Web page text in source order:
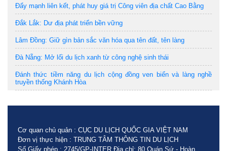
Đẩy mạnh liên kết, phát huy giá trị Công viên địa chất Cao Bằng
Đắk Lắk: Dư địa phát triển bền vững
Lâm Đồng: Giữ gìn bản sắc văn hóa qua tên đất, tên làng
Đà Nẵng: Mở lối du lịch xanh từ công nghệ sinh thái
Đánh thức tiềm năng du lịch cộng đồng ven biển và làng nghề
truyền thống Khánh Hòa
Cơ quan chủ quản : CỤC DU LỊCH QUỐC GIA VIỆT NAM
Đơn vị thực hiện : TRUNG TÂM THÔNG TIN DU LỊCH
Số Giấy phép : 2745/GP-INTER Địa chỉ: 80 Quán Sứ - Hoàn